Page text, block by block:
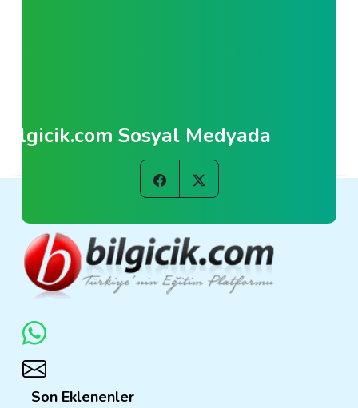
Bilgicik.com Sosyal Medyada
Son Eklenenler